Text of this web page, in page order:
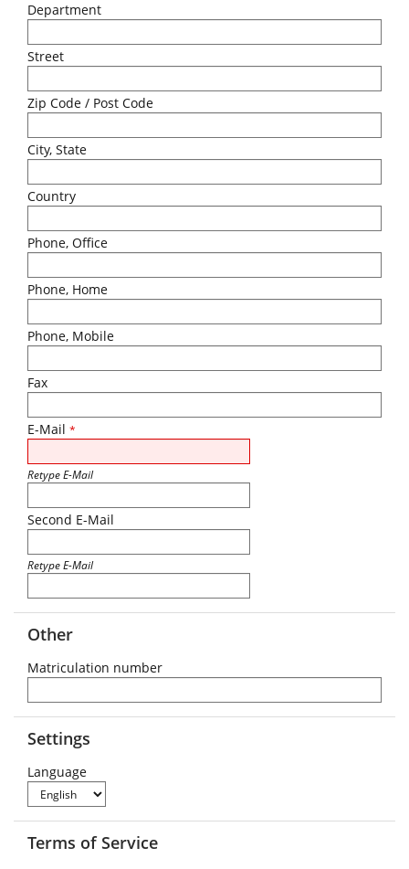
Department
Street
Zip Code / Post Code
City, State
Country
Phone, Office
Phone, Home
Phone, Mobile
Fax
E-Mail *
Retype E-Mail
Second E-Mail
Retype E-Mail
Other
Matriculation number
Settings
Language
Terms of Service